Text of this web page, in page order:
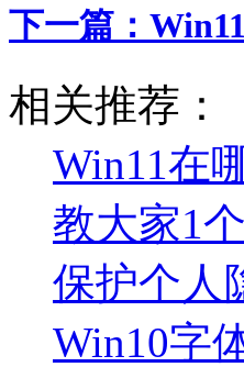
下一篇：
相关推荐：
Win11在
教大家1
保护个人
Win10字